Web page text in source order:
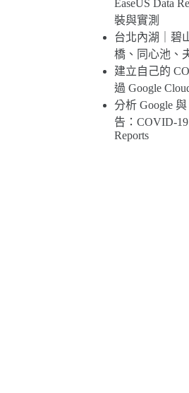
EaseUS Data
裝與實測
台北內湖｜碧
橋、同心池、
建立自己的
過 Google
分析 Google
告：COVID-
Reports